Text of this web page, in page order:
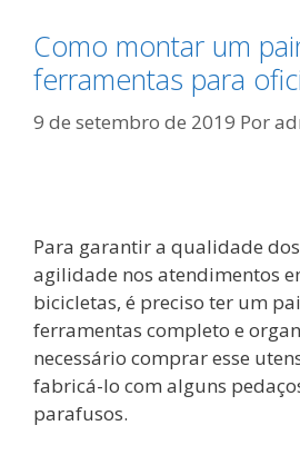
Como montar um
ferramentas para
9 de setembro de 2019 Por
Para garantir a qualidade dos
agilidade nos atendimentos
bicicletas, é preciso ter um
ferramentas completo e
necessário comprar esse
fabricá-lo com alguns
parafusos.